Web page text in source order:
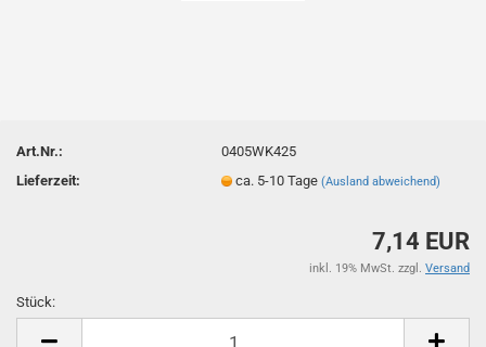
Art.Nr.:
0405WK425
Lieferzeit:
ca. 5-10 Tage(Ausland abweichend)
7,14 EUR
inkl. 19% MwSt. zzgl. Versand
Stück: